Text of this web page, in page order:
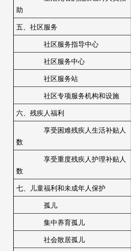
助
五、社区服务
社区服务指导中心
社区服务中心
社区服务站
社区专项服务机构和设施
六、残疾人福利
享受困难残疾人生活补贴人
数
享受重度残疾人护理补贴人
数
七、儿童福利和未成年人保护
孤儿
集中养育孤儿
社会散居孤儿